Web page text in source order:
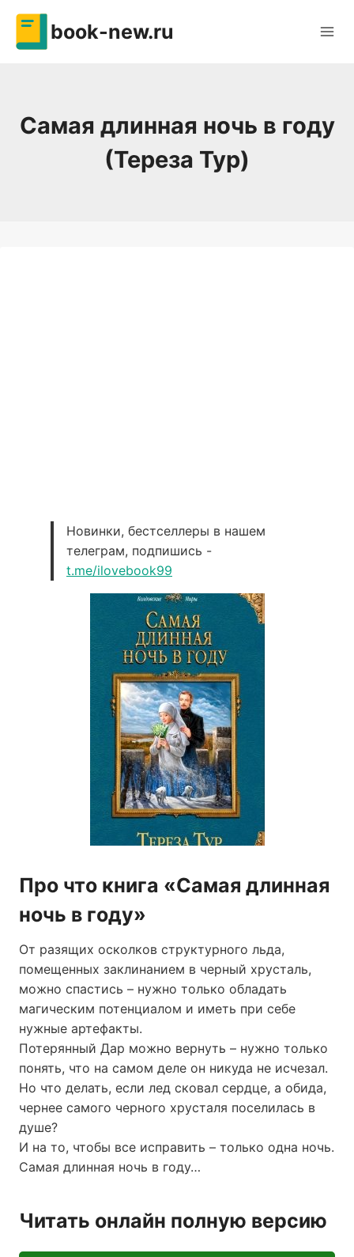
Перейти
содержимому
book-new.ru
Самая длинная ночь в году
(Тереза Тур)
Новинки, бестселлеры в нашем
телеграм, подпишись -
t.me/ilovebook99
Про что книга «Самая длинная
ночь в году»
От разящих осколков структурного льда,
помещенных заклинанием в черный хрусталь,
можно спастись – нужно только обладать
магическим потенциалом и иметь при себе
нужные артефакты.
Потерянный Дар можно вернуть – нужно только
понять, что на самом деле он никуда не исчезал.
Но что делать, если лед сковал сердце, а обида,
чернее самого черного хрусталя поселилась в
душе?
И на то, чтобы все исправить – только одна ночь.
Самая длинная ночь в году…
Читать онлайн полную версию